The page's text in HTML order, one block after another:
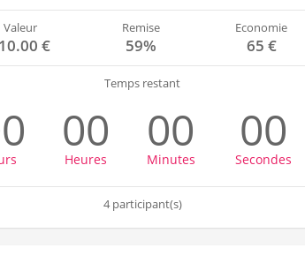
Valeur
€
Remise
59%
Economie
65 €
Temps restant
00
Heures
00
Minutes
00
Secondes
4 participant(s)